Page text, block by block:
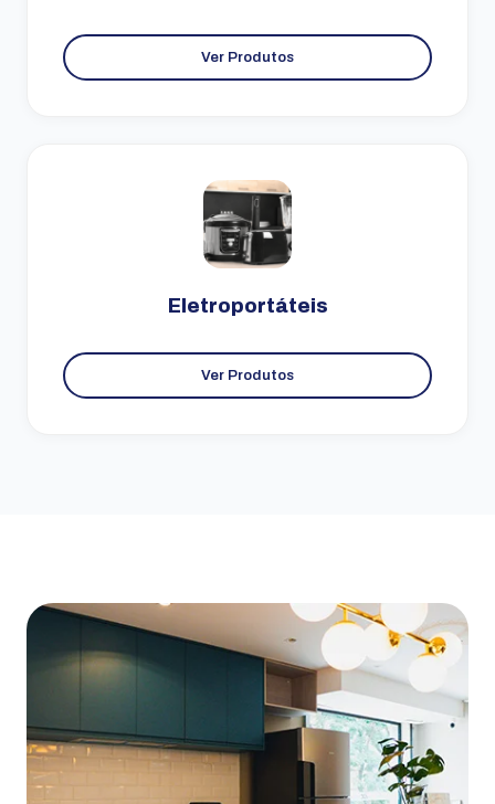
Ver Produtos
Eletroportáteis
Ver Produtos